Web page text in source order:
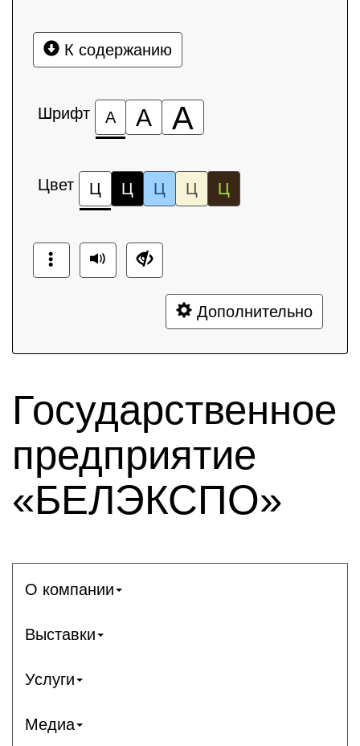
К содержанию
Шрифт А А А
Цвет Ц Ц Ц Ц Ц
Дополнительно
Государственное
предприятие
«БЕЛЭКСПО»
О компании
Выставки
Услуги
Медиа